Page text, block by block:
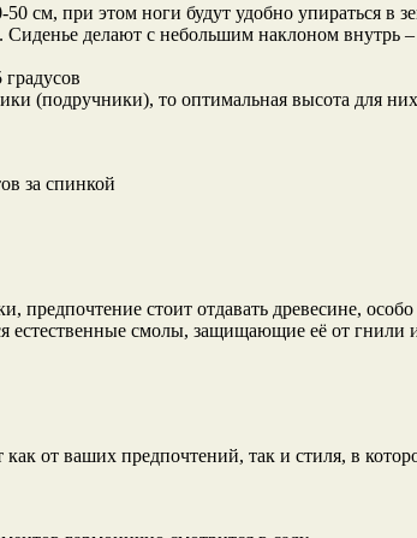
см, при этом ноги будут удобно упираться в
делают с небольшим наклоном внутрь –
(подручники), то оптимальная высота для
за спинкой
предпочтение стоит отдавать древесине,
естественные смолы, защищающие её от гнили
от ваших предпочтений, так и стиля, в